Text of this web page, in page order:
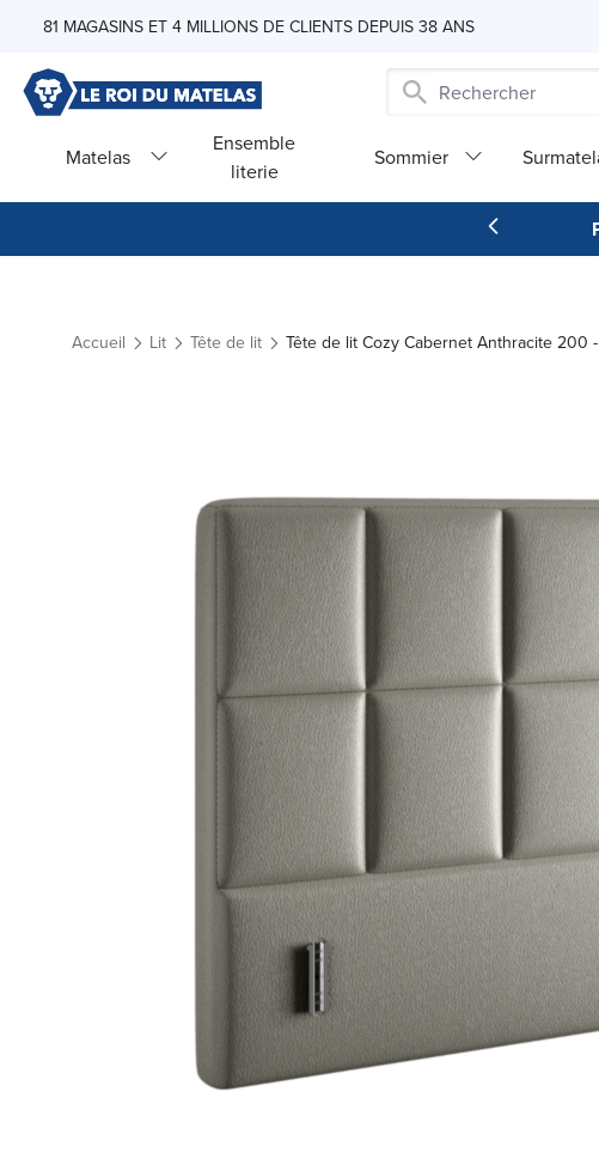
81 MAGASINS ET 4 MILLIONS DE CLIENTS DEPUIS 38 ANS
Matelas
Ensemble
literie
Sommier
Accueil Lit Tête de lit Tête de lit Cozy Cabernet Anthracite 200